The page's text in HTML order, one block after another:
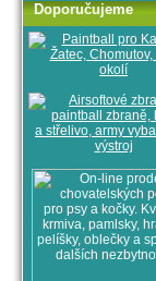
Doporučujeme